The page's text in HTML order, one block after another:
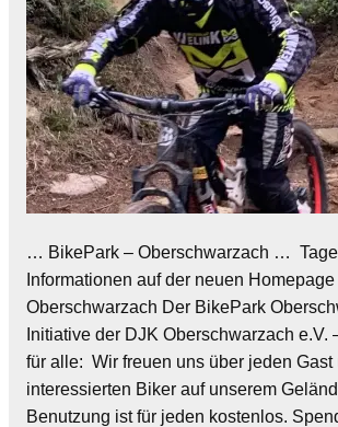
… BikePark – Oberschwarzach …
Informationen auf der neuen
Oberschwarzach Der BikePark
Initiative der DJK Oberschwarzach
für alle: Wir freuen uns über jeden Gast
interessierten Biker auf unserem
Benutzung ist für jeden kostenlos.